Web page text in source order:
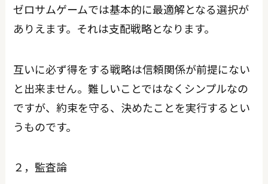
ゼロサムゲームでは基本的に最適解となる選択が
ありえます。それは支配戦略となります。
互いに必ず得をする戦略は信頼関係が前提にない
と出来ません。難しいことではなくシンプルなの
ですが、約束を守る、決めたことを実行するとい
うものです。
２，監査論